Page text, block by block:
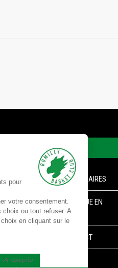
!
LIENS
FORMULAIRES
BOUTIQUE EN
LIGNE
CONTACT
pour
votre consentement.
choix ou tout refuser. A
en cliquant sur le